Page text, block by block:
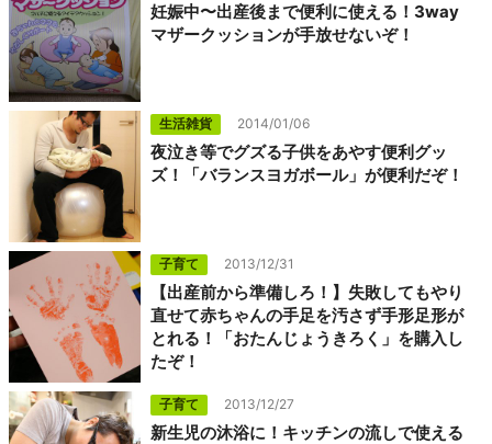
妊娠中〜出産後まで便利に使える！3way
マザークッションが手放せないぞ！
生活雑貨 2014/01/06
夜泣き等でグズる子供をあやす便利グッ
ズ！「バランスヨガボール」が便利だぞ！
子育て 2013/12/31
【出産前から準備しろ！】失敗してもやり
直せて赤ちゃんの手足を汚さず手形足形が
とれる！「おたんじょうきろく」を購入し
たぞ！
子育て 2013/12/27
新生児の沐浴に！キッチンの流しで使える